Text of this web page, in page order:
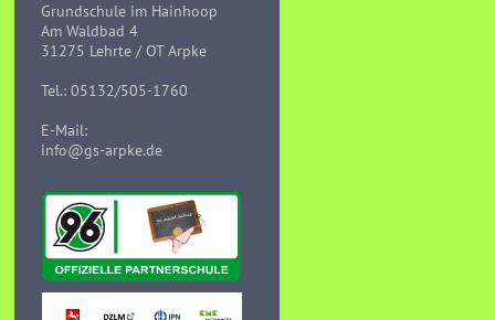
Grundschule im Hainhoop
Am Waldbad 4
31275 Lehrte / OT Arpke
Tel.: 05132/505-1760
E-Mail:
info@gs-arpke.de